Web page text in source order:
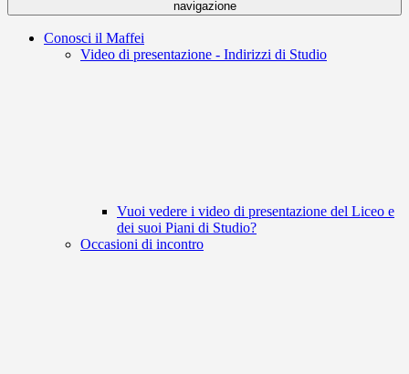
navigazione
Conosci il Maffei
Video di presentazione - Indirizzi di Studio
Vuoi vedere i video di presentazione del Liceo e
dei suoi Piani di Studio?
Occasioni di incontro